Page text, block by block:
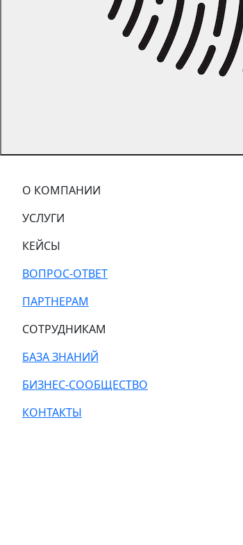
О КОМПАНИИ
УСЛУГИ
КЕЙСЫ
ВОПРОС-ОТВЕТ
ПАРТНЕРАМ
СОТРУДНИКАМ
БАЗА ЗНАНИЙ
БИЗНЕС-СООБЩЕСТВО
КОНТАКТЫ